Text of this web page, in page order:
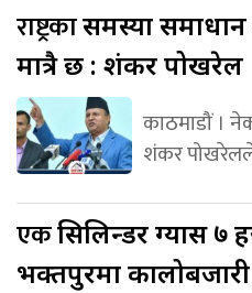
राष्ट्रकासमस्या
मात्रै छ : शंकर पोखरेल
काठमाडौं ।
शंकर पोखरेलले
एकसिलिन्डर ग्यास ७
भक्तपुरमा कालोबजारी